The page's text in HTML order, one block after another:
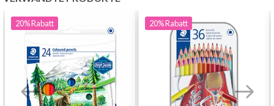
20%Rabatt 20%Rabatt